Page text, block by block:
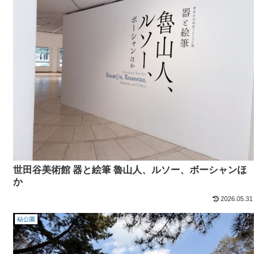
世田谷美術館 器と絵筆 魯山人、ルソー、ボーシャンほ
か
2026.05.31
砧公園